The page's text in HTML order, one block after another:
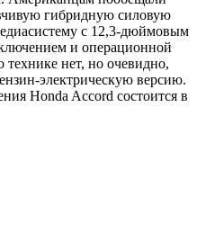
гибридную силовую
с 12,3-дюймовым
и операционной
нет, но очевидно,
электрическую версию.
Honda Accord состоится в